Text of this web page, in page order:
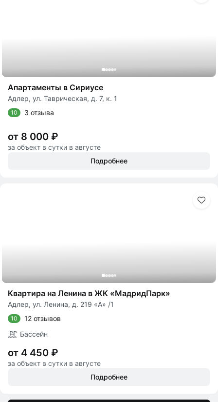
Апартаменты в Сириусе
Адлер, ул. Таврическая, д. 7, к. 1
10 3 отзыва
от 8 000 ₽
за объект в сутки в августе
Подробнее
Квартира на Ленина в ЖК «МадридПарк»
Адлер, ул. Ленина, д. 219 «А» /1
10
12 отзывов
Бассейн
от 4 450 ₽
за объект в сутки в августе
Подробнее